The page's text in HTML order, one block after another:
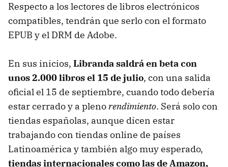
Respecto a los lectores de libros electrónicos
compatibles, tendrán que serlo con el formato
EPUB y el DRM de Adobe.
En sus inicios, Libranda saldrá en beta con
unos 2.000 libros el 15 de julio, con una salida
oficial el 15 de septiembre, cuando todo debería
estar cerrado y a plenorendimiento. Será solo con
tiendas españolas, aunque dicen estar
trabajando con tiendas online de países
Latinoamérica y también algo muy esperado,
tiendas internacionales como las de Amazon,